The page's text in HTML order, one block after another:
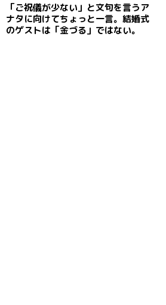
「ご祝儀が少ない」と文句を言うア
ナタに向けてちょっと一言。結婚式
のゲストは「金づる」ではない。